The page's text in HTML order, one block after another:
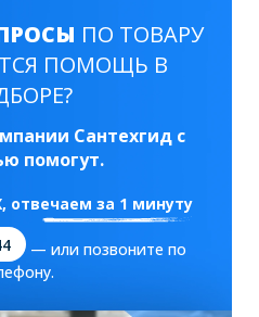
ПО ТОВАРУ
ПОМОЩЬ В
Сантехгид с
помогут.
, отвечаем за 1 минуту
— или позвоните по